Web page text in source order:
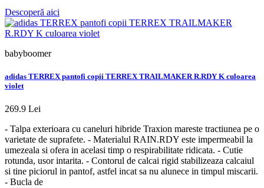
Descoperă aici
babyboomer
adidas TERREX pantofi copii TERREX TRAILMAKER R.RDY K culoarea
violet
269.9 Lei
- Talpa exterioara cu caneluri hibride Traxion mareste tractiunea pe o
varietate de suprafete. - Materialul RAIN.RDY este impermeabil la
umezeala si ofera in acelasi timp o respirabilitate ridicata. - Cutie
rotunda, usor intarita. - Contorul de calcai rigid stabilizeaza calcaiul
si tine piciorul in pantof, astfel incat sa nu alunece in timpul miscarii.
- Bucla de